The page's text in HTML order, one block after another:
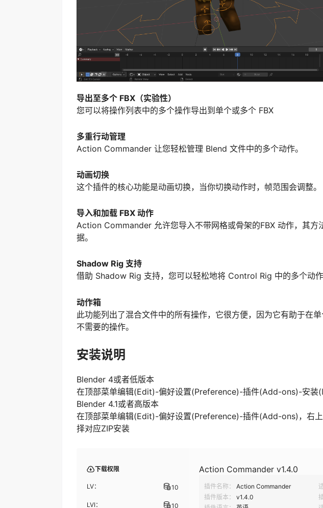
导出至多个 FBX（实验性）
您可以将操作列表中的多个操作导出到单个或多个 FBX
多重行动管理
Action Commander 让您轻松管理 Blend 文件中的多个动作。
动画切换
这个插件的核心功能是动画切换，当你切换动作时，帧范围会调整。
导入和加载 FBX 动作
Action Commander 允许您导入不带网格或骨架的FBX 动作，其方
据。
Shadow Rig 支持
借助 Shadow Rig 支持，您可以轻松地将 Control Rig 中的多个动
动作箱
此功能列出了混合文件中的所有操作，它很方便，因为它有助于在
不需要的操作。
安装说明
Blender 4或者低版本
在顶部菜单编辑(Edit)-偏好设置(Preference)-插件(Add-ons)-安装
Blender 4.1或者高版本
在顶部菜单编辑(Edit)-偏好设置(Preference)-插件(Add-ons)，右
择对应ZIP安装
下载权限
LV： 10
LVI： 10
Action Commander v1.4.0
插件名称： Action Commander
插件版本：
v1.4.0